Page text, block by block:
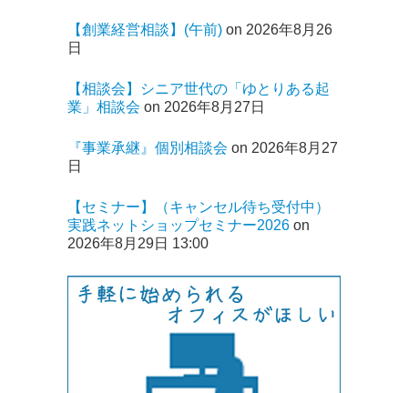
【創業経営相談】(午前) on 2026年8月26
日
【相談会】シニア世代の「ゆとりある起
業」相談会 on 2026年8月27日
『事業承継』個別相談会 on 2026年8月27
日
【セミナー】（キャンセル待ち受付中）
実践ネットショップセミナー2026 on
2026年8月29日 13:00